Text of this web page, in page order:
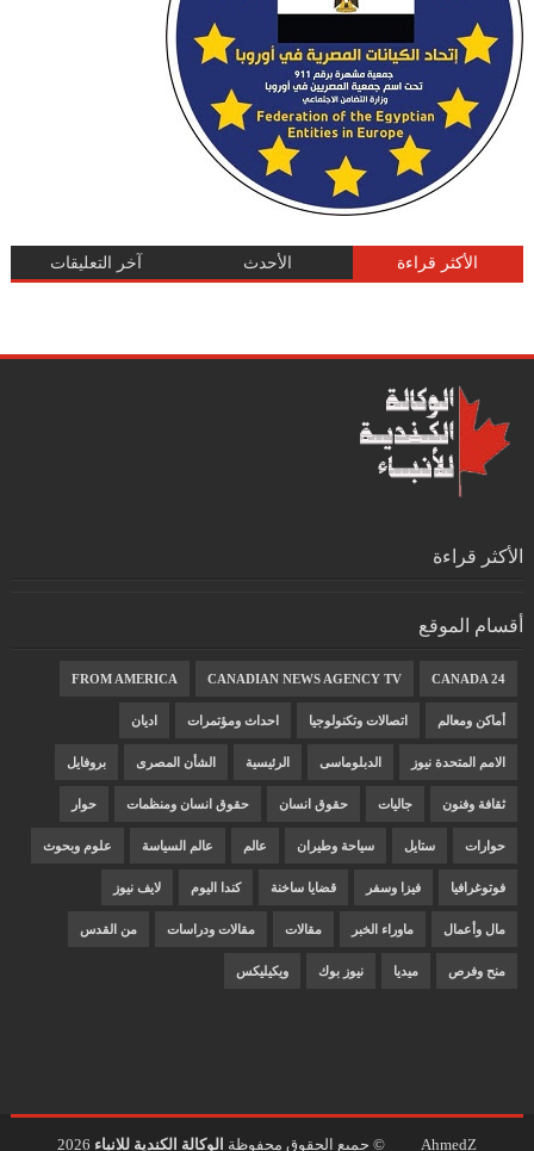
الأكثر قراءة الأحدث آخر التعليقات
الأكثر قراءة
أقسام الموقع
CANADA 24
CANADIAN NEWS AGENCY TV
FROM AMERICA
أماكن ومعالم اتصالات وتكنولوجيا احداث ومؤتمرات اديان
الامم المتحدة نيوز الدبلوماسى الرئيسية الشأن المصرى بروفايل
ثقافة وفنون جاليات حقوق انسان حقوق انسان ومنظمات حوار
حوارات ستايل سياحة وطيران عالم عالم السياسة علوم وبحوث
فوتوغرافيا فيزا وسفر قضايا ساخنة كندا اليوم لايف نيوز
مال وأعمال ماوراء الخبر مقالات مقالات ودراسات من القدس
منح وفرص ميديا نيوز بوك ويكيليكس
AhmedZ © جميع الحقوق محفوظة الوكالة الكندية للانباء 2026